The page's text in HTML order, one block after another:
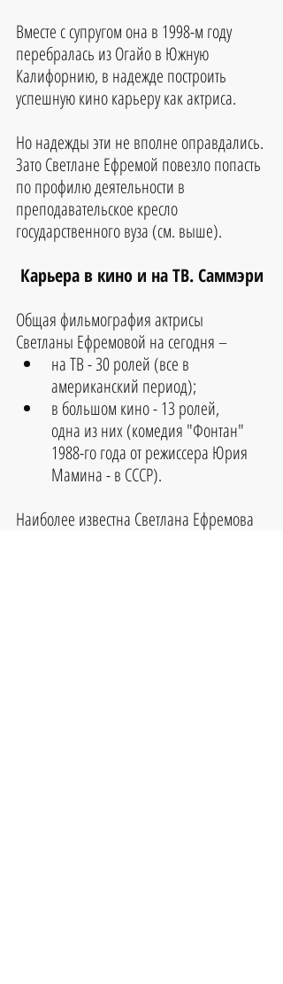
Вместе с супругом она в 1998-м году
перебралась из Огайо в Южную
Калифорнию, в надежде построить
успешную кино карьеру как актриса.
Но надежды эти не вполне оправдались.
Зато Светлане Ефремой повезло попасть
по профилю деятельности в
преподавательское кресло
государственного вуза (см. выше).
Карьера в кино и на ТВ. Саммэри
Общая фильмография актрисы
Светланы Ефремовой на сегодня –
на ТВ - 30 ролей (все в
американский период);
в большом кино - 13 ролей,
одна из них (комедия "Фонтан"
1988-го года от режиссера Юрия
Мамина - в СССР).
Наиболее известна Светлана Ефремова